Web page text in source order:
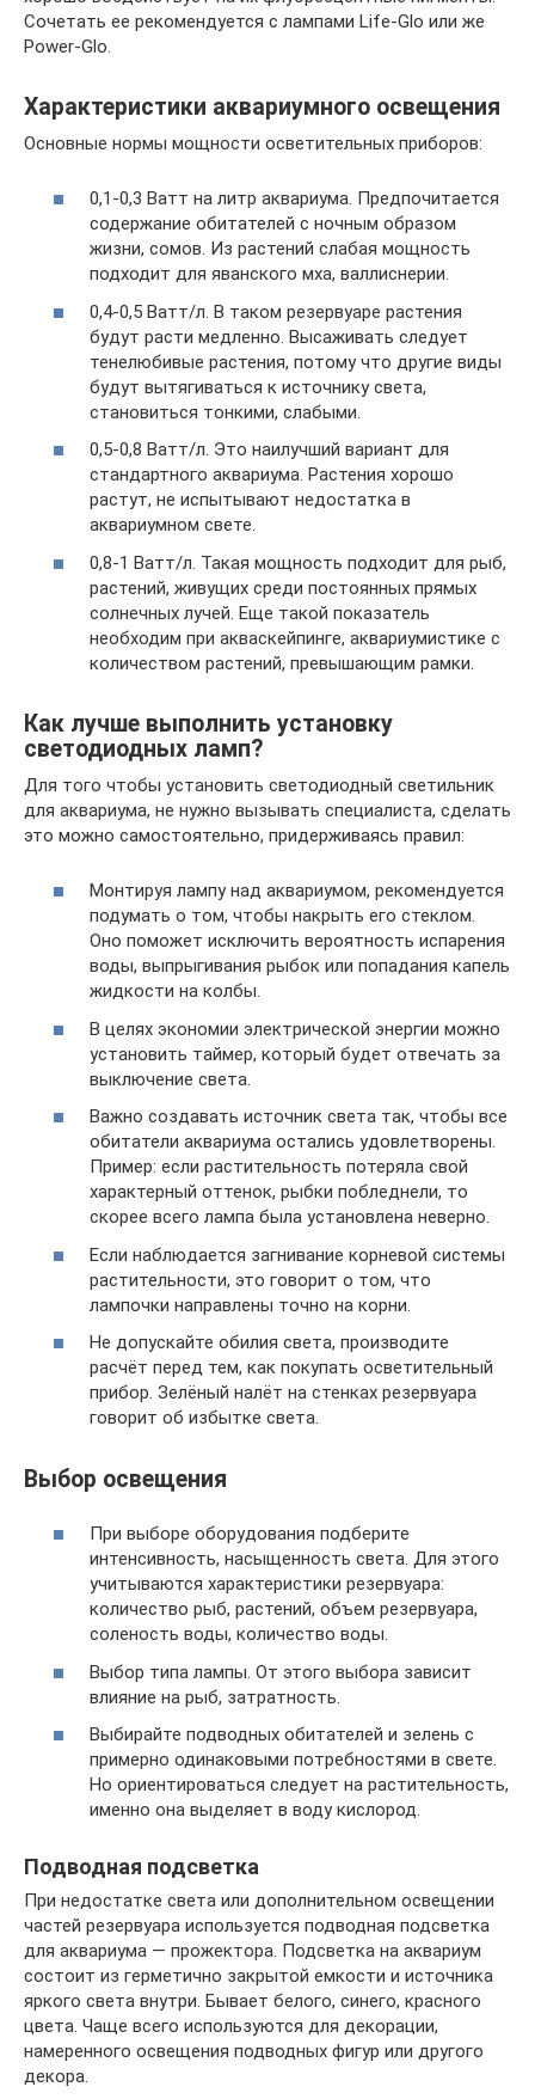
Сочетать ее рекомендуется с лампами Life-Glo или же
Power-Glo.
Характеристики аквариумного освещения
Основные нормы мощности осветительных приборов:
0,1-0,3 Ватт на литр аквариума. Предпочитается
содержание обитателей с ночным образом
жизни, сомов. Из растений слабая мощность
подходит для яванского мха, валлиснерии.
0,4-0,5 Ватт/л. В таком резервуаре растения
будут расти медленно. Высаживать следует
тенелюбивые растения, потому что другие виды
будут вытягиваться к источнику света,
становиться тонкими, слабыми.
0,5-0,8 Ватт/л. Это наилучший вариант для
стандартного аквариума. Растения хорошо
растут, не испытывают недостатка в
аквариумном свете.
0,8-1 Ватт/л. Такая мощность подходит для рыб,
растений, живущих среди постоянных прямых
солнечных лучей. Еще такой показатель
необходим при акваскейпинге, аквариумистике с
количеством растений, превышающим рамки.
Как лучше выполнить установку
светодиодных ламп?
Для того чтобы установить светодиодный светильник
для аквариума, не нужно вызывать специалиста, сделать
это можно самостоятельно, придерживаясь правил:
Монтируя лампу над аквариумом, рекомендуется
подумать о том, чтобы накрыть его стеклом.
Оно поможет исключить вероятность испарения
воды, выпрыгивания рыбок или попадания капель
жидкости на колбы.
В целях экономии электрической энергии можно
установить таймер, который будет отвечать за
выключение света.
Важно создавать источник света так, чтобы все
обитатели аквариума остались удовлетворены.
Пример: если растительность потеряла свой
характерный оттенок, рыбки побледнели, то
скорее всего лампа была установлена неверно.
Если наблюдается загнивание корневой системы
растительности, это говорит о том, что
лампочки направлены точно на корни.
Не допускайте обилия света, производите
расчёт перед тем, как покупать осветительный
прибор. Зелёный налёт на стенках резервуара
говорит об избытке света.
Выбор освещения
При выборе оборудования подберите
интенсивность, насыщенность света. Для этого
учитываются характеристики резервуара:
количество рыб, растений, объем резервуара,
соленость воды, количество воды.
Выбор типа лампы. От этого выбора зависит
влияние на рыб, затратность.
Выбирайте подводных обитателей и зелень с
примерно одинаковыми потребностями в свете.
Но ориентироваться следует на растительность,
именно она выделяет в воду кислород.
Подводная подсветка
При недостатке света или дополнительном освещении
частей резервуара используется подводная подсветка
для аквариума — прожектора. Подсветка на аквариум
состоит из герметично закрытой емкости и источника
яркого света внутри. Бывает белого, синего, красного
цвета. Чаще всего используются для декорации,
намеренного освещения подводных фигур или другого
декора.